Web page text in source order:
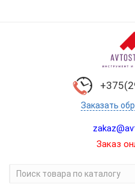
Заказать
Заказ